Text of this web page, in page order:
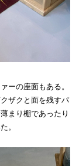
ーの座面もある。
ザクと面を残すパ
まり棚であったり
。